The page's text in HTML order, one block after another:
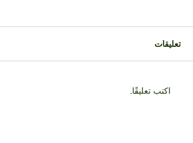
ما هو الإكراميسيل (تعويض
تعليقات
اكتب تعليقًا...